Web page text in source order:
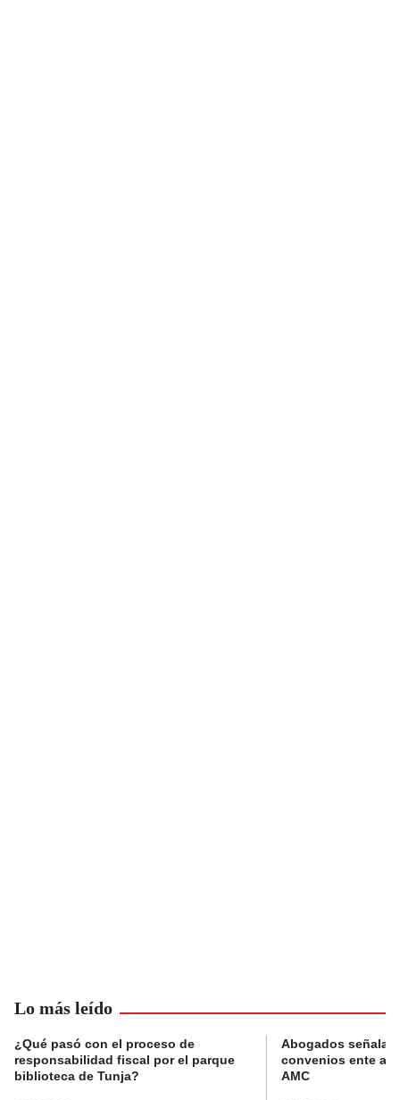
Lo más leído
¿Qué pasó con el proceso de
responsabilidad fiscal por el parque
biblioteca de Tunja?
Abogados
convenios ente
AMC